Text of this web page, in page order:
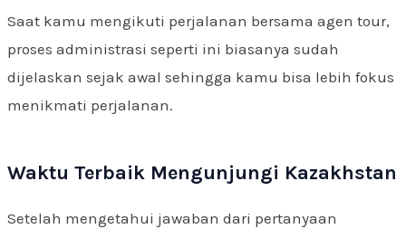
Saat kamu mengikuti perjalanan bersama agen tour,
proses administrasi seperti ini biasanya sudah
dijelaskan sejak awal sehingga kamu bisa lebih fokus
menikmati perjalanan.
Waktu Terbaik Mengunjungi Kazakhstan
Setelah mengetahui jawaban dari pertanyaan